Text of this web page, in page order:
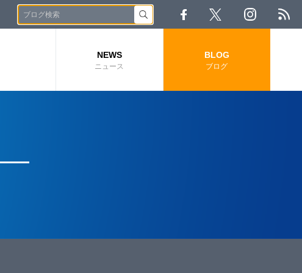
NEWS
ニュース
BLOG
ブログ